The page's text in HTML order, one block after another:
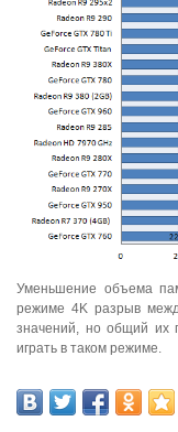
Уменьшение объема
режиме 4K разрыв
значений, но общий их
играть в таком режиме.